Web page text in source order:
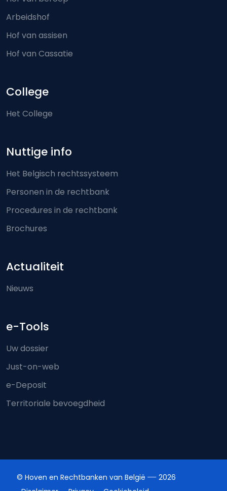
Arbeidshof
Hof van assisen
Hof van Cassatie
College
Het College
Nuttige info
Het Belgisch rechtssysteem
Personen in de rechtbank
Procedures in de rechtbank
Brochures
Actualiteit
Nieuws
e-Tools
Uw dossier
Just-on-web
e-Deposit
Territoriale bevoegdheid
© Hoven en Rechtbanken van België
2026